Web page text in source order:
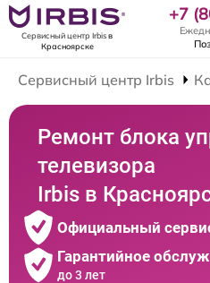
Сервисный центр Irbisв
Красноярске
+7
Сервисный центр Irbis
Ремонт блока
телевизора
Irbis в
Официальный
Гарантийное
до 3 лет